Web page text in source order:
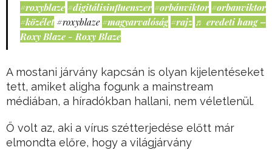
#roxyblaze #digitálisinfluenszer #orbánviktor #orbanviktor
#közélet #roxyblaze #magyarvalóság #rajz ♬ eredeti hang –
Roxy Blaze - Roxy Blaze
A mostani járvány kapcsán is olyan kijelentéseket
tett, amiket aligha fogunk a mainstream
médiában, a híradókban hallani, nem véletlenül.
Ő volt az, aki a vírus szétterjedése előtt már
elmondta előre, hogy a világjárvány